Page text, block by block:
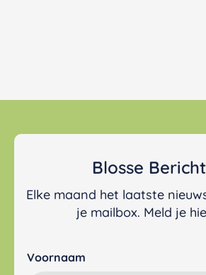
Blosse
Elke maand het laatste
je mailbox. Meld je
Voornaam